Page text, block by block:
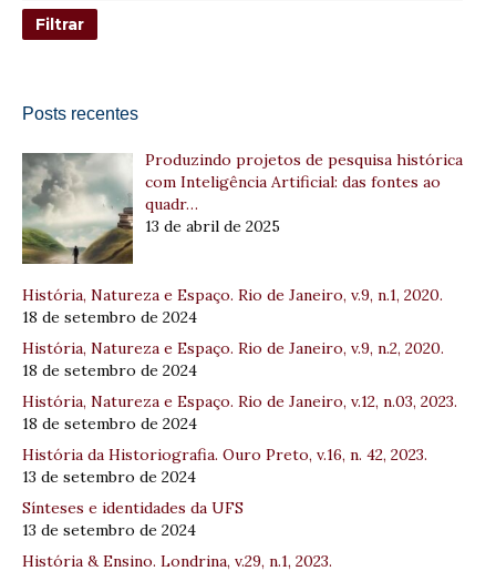
Posts recentes
Produzindo projetos de pesquisa histórica
com Inteligência Artificial: das fontes ao
quadr…
13 de abril de 2025
História, Natureza e Espaço. Rio de Janeiro, v.9, n.1, 2020.
18 de setembro de 2024
História, Natureza e Espaço. Rio de Janeiro, v.9, n.2, 2020.
18 de setembro de 2024
História, Natureza e Espaço. Rio de Janeiro, v.12, n.03, 2023.
18 de setembro de 2024
História da Historiografia. Ouro Preto, v.16, n. 42, 2023.
13 de setembro de 2024
Sínteses e identidades da UFS
13 de setembro de 2024
História & Ensino. Londrina, v.29, n.1, 2023.